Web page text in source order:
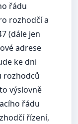
řádu
rozhodčí a
(dále jen
adrese
ke dni
rozhodců
výslovně
řádu
řízení,